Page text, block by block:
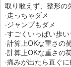
取り敢えず、整形の
·走っちゃダメ
·ジャンプもダメ
·すごくいっぱい歩
·計算上OKな重さの
·計算上OKな重さの
·痛みが出たら直ぐ